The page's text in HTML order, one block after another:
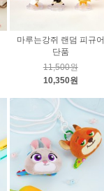
마루는강쥐 랜덤 피규어
단품
11,500원
10,350원